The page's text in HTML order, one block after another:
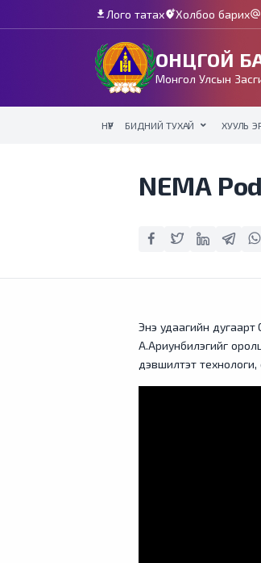
download Лого татахadd_location_altХолбоо барихalternate_email
ОНЦГОЙ
Монгол Улсын
НҮҮР БИДНИЙ ТУХАЙ ХУУЛЬ
NEMA
Энэ удаагийн дугаарт
А.Ариунбилэгийг
дэвшилтэт